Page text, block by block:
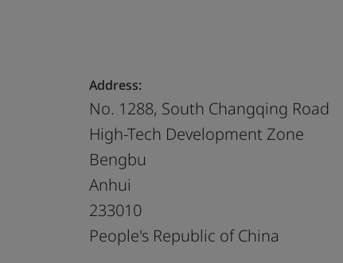
Address:
No. 1288, South Changqing Road
High-Tech Development Zone
Bengbu
Anhui
233010
People's Republic of China